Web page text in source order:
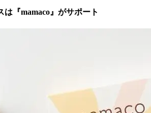
『mamaco』がサポート